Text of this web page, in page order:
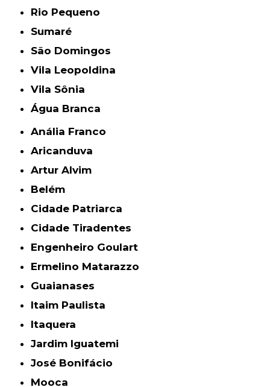
Rio Pequeno
Sumaré
São Domingos
Vila Leopoldina
Vila Sônia
Água Branca
Anália Franco
Aricanduva
Artur Alvim
Belém
Cidade Patriarca
Cidade Tiradentes
Engenheiro Goulart
Ermelino Matarazzo
Guaianases
Itaim Paulista
Itaquera
Jardim Iguatemi
José Bonifácio
Mooca